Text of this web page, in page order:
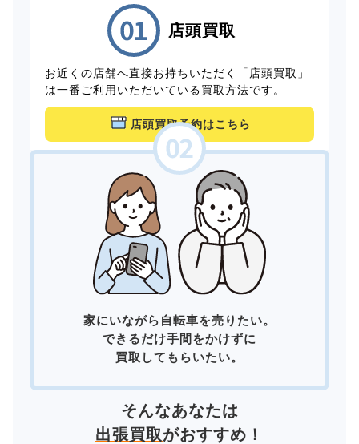
店頭買取
お近くの店舗へ直接お持ちいただく「店頭買取」
は一番ご利用いただいている買取方法です。
店頭買取予約はこちら
家にいながら自転車を売りたい。
できるだけ手間をかけずに
買取してもらいたい。
そんなあなたは
出張買取がおすすめ！